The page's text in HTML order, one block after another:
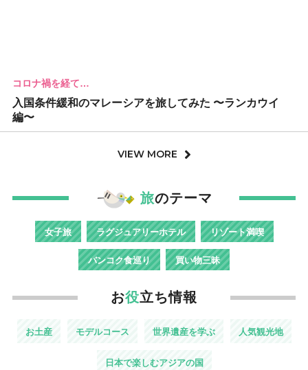
コロナ禍を経て…
入国条件緩和のマレーシアを旅してみた 〜ランカウイ
編〜
VIEW MORE
旅のテーマ
女子旅 ラグジュアリーホテル リゾート満喫
バンコク食巡り 買い物三昧
お役立ち情報
お土産 モデルコース 世界遺産を学ぶ 人気観光地
日本で楽しむアジアの国